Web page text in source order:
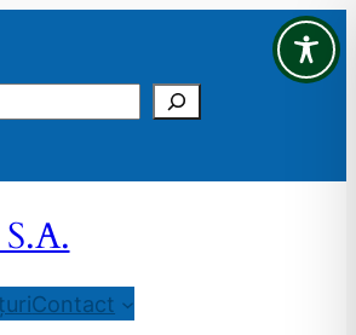
Contact